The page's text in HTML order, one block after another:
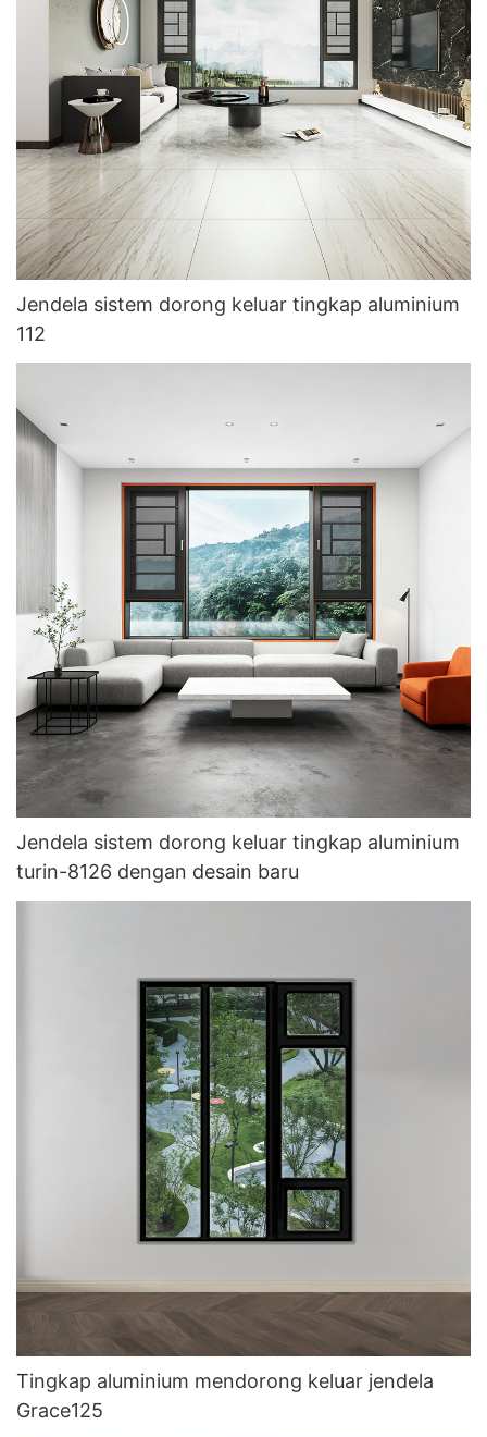
Jendela sistem dorong keluar tingkap aluminium
112
Jendela sistem dorong keluar tingkap aluminium
turin-8126 dengan desain baru
Tingkap aluminium mendorong keluar jendela
Grace125